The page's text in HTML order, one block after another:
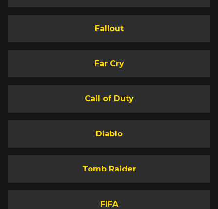
Fallout
Far Cry
Call of Duty
Diablo
Tomb Raider
FIFA